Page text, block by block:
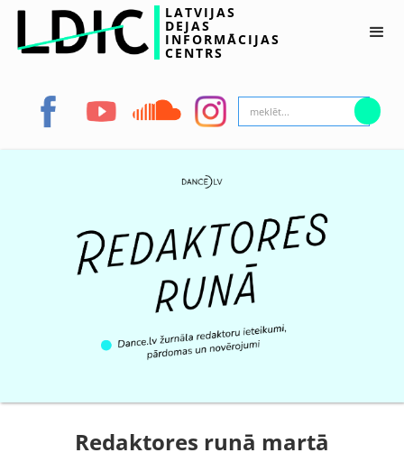
LATVIJAS
DEJAS
INFORMĀCIJAS
CENTRS
Redaktores runā martā